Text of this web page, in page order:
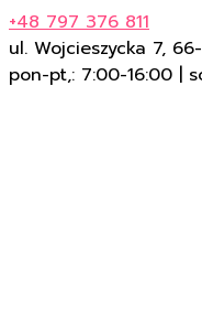
+48 797 376 811
ul. Wojcieszycka 7,
pon-pt,: 7:00-16:00 |